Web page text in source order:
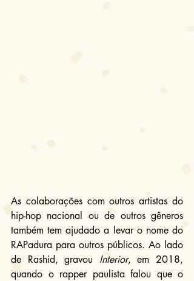
As colaborações com outros artistas do
hip-hop nacional ou de outros gêneros
também tem ajudado a levar o nome do
RAPadura para outros públicos. Ao lado
de Rashid, gravou Interior, em 2018,
quando o rapper paulista falou que o